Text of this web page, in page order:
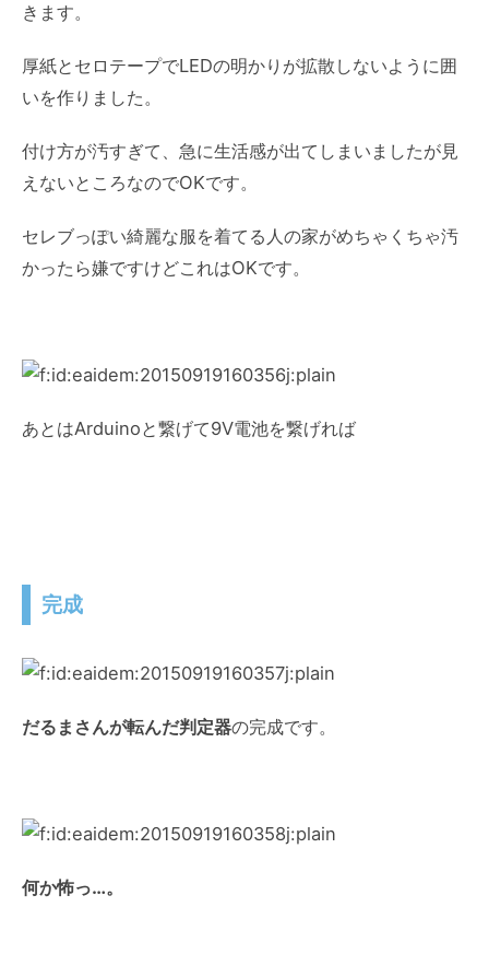
きます。
厚紙とセロテープでLEDの明かりが拡散しないように囲
いを作りました。
付け方が汚すぎて、急に生活感が出てしまいましたが見
えないところなのでOKです。
セレブっぽい綺麗な服を着てる人の家がめちゃくちゃ汚
かったら嫌ですけどこれはOKです。
あとはArduinoと繋げて9V電池を繋げれば
完成
だるまさんが転んだ判定器の完成です。
何か怖っ…。